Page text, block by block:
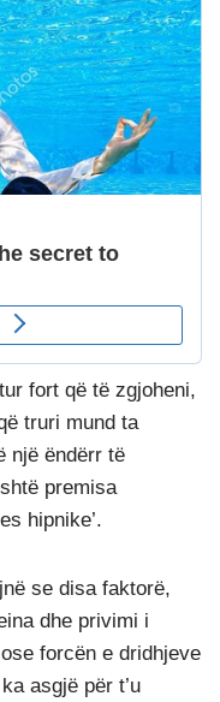
fort që të zgjoheni,
truri mund ta
një ëndërr të
premisa
hipnike’.
se disa faktorë,
dhe privimi i
forcën e dridhjeve
asgjë për t’u